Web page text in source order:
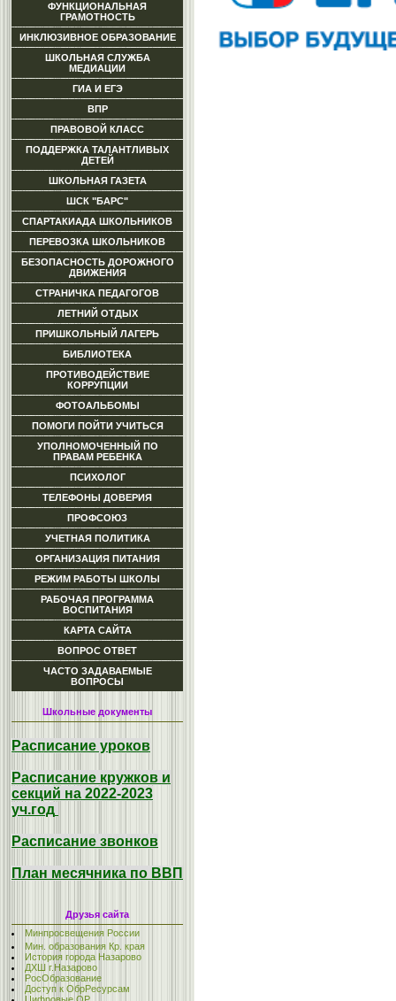
ФУНКЦИОНАЛЬНАЯ
ГРАМОТНОСТЬ
ИНКЛЮЗИВНОЕ ОБРАЗОВАНИЕ
ШКОЛЬНАЯ СЛУЖБА
МЕДИАЦИИ
ГИА И ЕГЭ
ВПР
ПРАВОВОЙ КЛАСС
ПОДДЕРЖКА ТАЛАНТЛИВЫХ
ДЕТЕЙ
ШКОЛЬНАЯ ГАЗЕТА
ШСК "БАРС"
СПАРТАКИАДА ШКОЛЬНИКОВ
ПЕРЕВОЗКА ШКОЛЬНИКОВ
БЕЗОПАСНОСТЬ ДОРОЖНОГО
ДВИЖЕНИЯ
СТРАНИЧКА ПЕДАГОГОВ
ЛЕТНИЙ ОТДЫХ
ПРИШКОЛЬНЫЙ ЛАГЕРЬ
БИБЛИОТЕКА
ПРОТИВОДЕЙСТВИЕ
КОРРУПЦИИ
ФОТОАЛЬБОМЫ
ПОМОГИ ПОЙТИ УЧИТЬСЯ
УПОЛНОМОЧЕННЫЙ ПО
ПРАВАМ РЕБЕНКА
ПСИХОЛОГ
ТЕЛЕФОНЫ ДОВЕРИЯ
ПРОФСОЮЗ
УЧЕТНАЯ ПОЛИТИКА
ОРГАНИЗАЦИЯ ПИТАНИЯ
РЕЖИМ РАБОТЫ ШКОЛЫ
РАБОЧАЯ ПРОГРАММА
ВОСПИТАНИЯ
КАРТА САЙТА
ВОПРОС ОТВЕТ
ЧАСТО ЗАДАВАЕМЫЕ
ВОПРОСЫ
Школьные документы
Расписание уроков
Расписание кружков и
секций на 2022-2023
уч.год
Расписание звонков
План месячника по ВВП
Друзья сайта
Минпросвещения России
Мин. образования Кр. края
История города Назарово
ДХШ г.Назарово
РосОбразование
Доступ к ОбрРесурсам